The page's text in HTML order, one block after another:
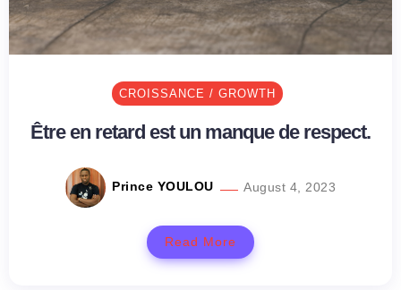
CROISSANCE / GROWTH
Être en retard est un manque de respect.
Prince YOULOU August 4, 2023
Read More